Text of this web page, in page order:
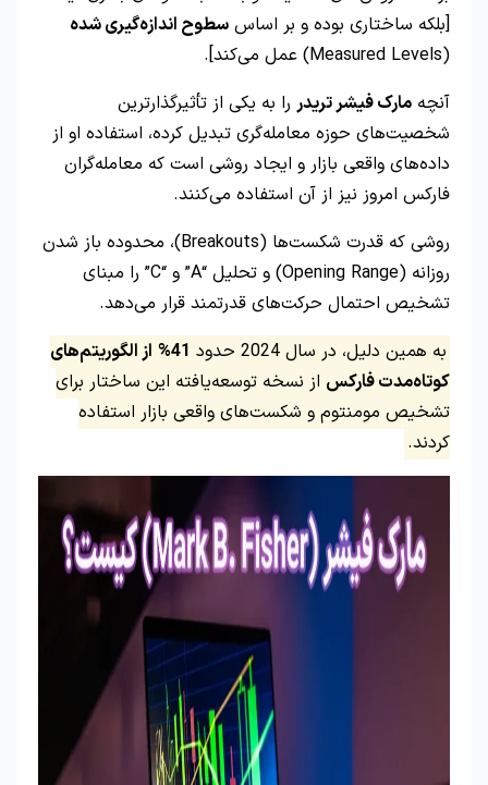
[بلکه ساختاری بوده و بر اساس سطوح اندازه‌گیری شده
(Measured Levels) عمل می‌کند].
آنچه مارک فیشر تریدر را به یکی از تأثیرگذارترین
شخصیت‌های حوزه معامله‌گری تبدیل کرده، استفاده او از
داده‌های واقعی بازار و ایجاد روشی است که معامله‌گران
فارکس امروز نیز از آن استفاده می‌کنند.
روشی که قدرت شکست‌ها (Breakouts)، محدوده باز شدن
روزانه (Opening Range) و تحلیل “A” و “C” را مبنای
تشخیص احتمال حرکت‌های قدرتمند قرار می‌دهد.
به همین دلیل، در سال 2024 حدود
41%
از الگوریتم‌های
کوتاه‌مدت فارکس از نسخه توسعه‌یافته این ساختار برای
تشخیص مومنتوم و شکست‌های واقعی بازار استفاده
کردند.